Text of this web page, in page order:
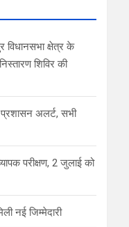
विधानसभा क्षेत्र के
शिविर की
प्रशासन अलर्ट, सभी
परीक्षण, 2 जुलाई को
नई जिम्मेदारी